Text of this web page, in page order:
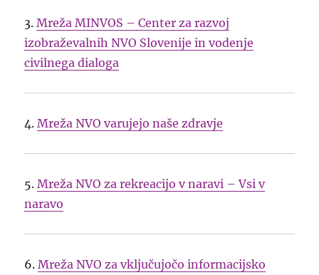
3.Mreža MINVOS – Center za razvoj
izobraževalnih NVO Slovenije in vodenje
civilnega dialoga
4.Mreža NVO varujejo naše zdravje
5.Mreža NVO za rekreacijo v naravi – Vsi v
naravo
6.Mreža NVO za vključujočo informacijsko